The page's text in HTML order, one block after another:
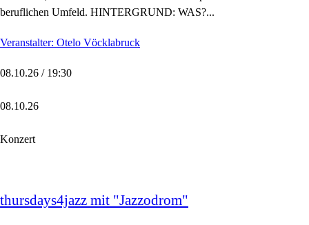
beruflichen Umfeld. HINTERGRUND: WAS?...
Veranstalter: Otelo Vöcklabruck
08.10.26 / 19:30
08.10.26
Konzert
thursdays4jazz mit "Jazzodrom"